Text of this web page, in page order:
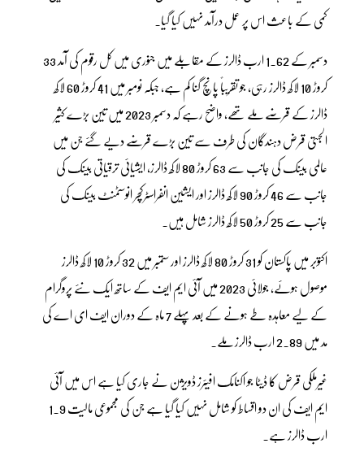
کمی کے باعث اس پر عمل درآمد نہیں کیا گیا۔
دسمبر کے 1.62 ارب ڈالرز کے مقابلے میں جنوری میں کل رقوم کی آمد 33
کروڑ 10 لاکھ ڈالرز رہی، جو تقریباً پانچ گنا کم ہے، جبکہ نومبر میں 41 کروڑ 60 لاکھ
ڈالرز کے قرضے ملے تھے، واضح رہے کہ دسمبر 2023 میں تین بڑے کثیر
الجہتی قرض دہندگان کی طرف سے تین بڑے قرضے دیے گئے جن میں
عالمی بینک کی جانب سے 63 کروڑ 80 لاکھ ڈالرز، ایشیائی ترقیاتی بینک کی
جانب سے 46 کروڑ 90 لاکھ ڈالرز اور ایشین انفراسٹرکچر انوسٹمنٹ بینک کی
جانب سے 25 کروڑ 50 لاکھ ڈالرز شامل ہیں۔
اکتوبر میں پاکستان کو 31 کروڑ 80 لاکھ ڈالرز اور ستمبر میں 32 کروڑ 10 لاکھ ڈالرز
موصول ہوئے، جولائی 2023 میں آئی ایم ایف کے ساتھ ایک نئے پروگرام
کے لیے معاہدہ طے ہونے کے بعد پہلے 7 ماہ کے دوران ایف ای اے کی
مد میں 2.89 ارب ڈالرز ملے۔
غیرملکی قرض کا ڈیٹا جو اکنامک افیئرز ڈویژن نے جاری کیا ہے اس میں آئی
ایم ایف کی ان دو اقساط کو شامل نہیں کیا گیا ہے جن کی مجموعی مالیت 1.9
ارب ڈالرز ہے۔